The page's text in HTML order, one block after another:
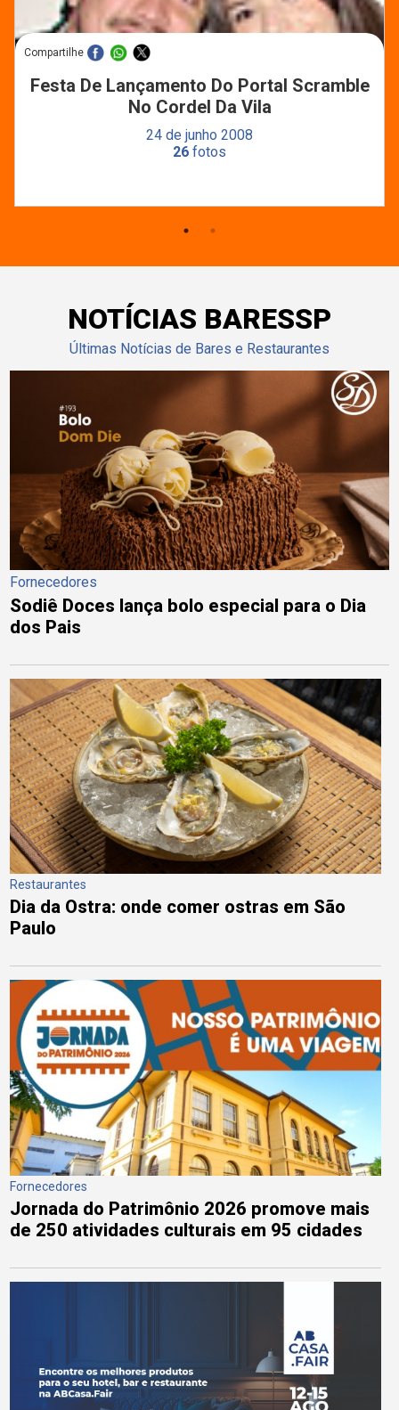
Compartilhe
Festa De Lançamento Do Portal Scramble
No Cordel Da Vila
24 de junho 2008
26 fotos
NOTÍCIAS BARESSP
Últimas Notícias de Bares e Restaurantes
Fornecedores
Sodiê Doces lança bolo especial para o Dia
dos Pais
Restaurantes
Dia da Ostra: onde comer ostras em São
Paulo
Fornecedores
Jornada do Patrimônio 2026 promove mais
de 250 atividades culturais em 95 cidades